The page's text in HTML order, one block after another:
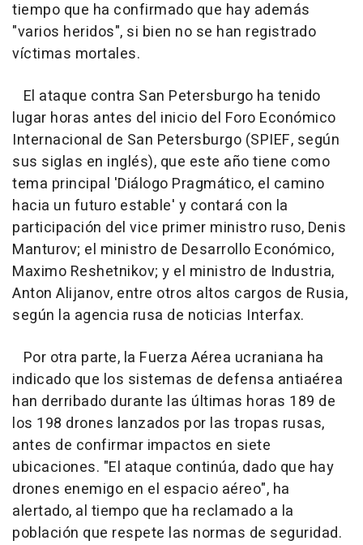
tiempo que ha confirmado que hay además
"varios heridos", si bien no se han registrado
víctimas mortales.
El ataque contra San Petersburgo ha tenido
lugar horas antes del inicio del Foro Económico
Internacional de San Petersburgo (SPIEF, según
sus siglas en inglés), que este año tiene como
tema principal 'Diálogo Pragmático, el camino
hacia un futuro estable' y contará con la
participación del vice primer ministro ruso, Denis
Manturov; el ministro de Desarrollo Económico,
Maximo Reshetnikov; y el ministro de Industria,
Anton Alijanov, entre otros altos cargos de Rusia,
según la agencia rusa de noticias Interfax.
Por otra parte, la Fuerza Aérea ucraniana ha
indicado que los sistemas de defensa antiaérea
han derribado durante las últimas horas 189 de
los 198 drones lanzados por las tropas rusas,
antes de confirmar impactos en siete
ubicaciones. "El ataque continúa, dado que hay
drones enemigo en el espacio aéreo", ha
alertado, al tiempo que ha reclamado a la
población que respete las normas de seguridad.